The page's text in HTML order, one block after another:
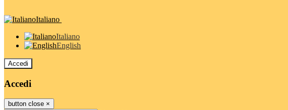
Italiano
Italiano
English
Accedi
Accedi
button close ×